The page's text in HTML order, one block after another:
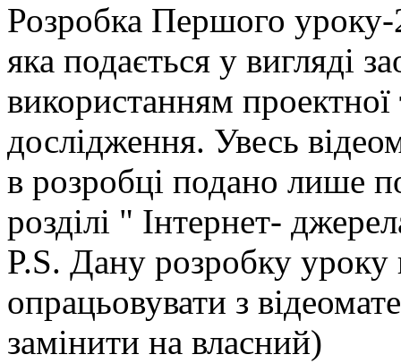
Розробка Першого
яка подається у вигляді
використанням проектної
дослідження. Увесь
в розробці подано лише
розділі " Інтернет-
P.S. Дану розробку уроку
опрацьовувати з
замінити на власний)